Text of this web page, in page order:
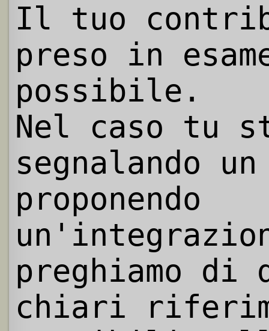
Il tuo
preso in
possibile.
Nel caso tu
segnalando
proponendo
preghiamo
chiari